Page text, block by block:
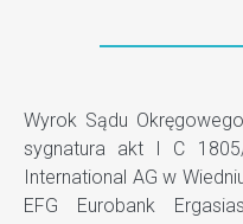
Wyrok Sądu
sygnatura akt I C
International AG w
EFG Eurobank